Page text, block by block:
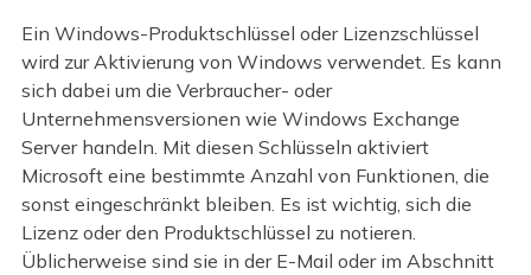
Ein Windows-Produktschlüssel oder Lizenzschlüssel
wird zur Aktivierung von Windows verwendet. Es kann
sich dabei um die Verbraucher- oder
Unternehmensversionen wie Windows Exchange
Server handeln. Mit diesen Schlüsseln aktiviert
Microsoft eine bestimmte Anzahl von Funktionen, die
sonst eingeschränkt bleiben. Es ist wichtig, sich die
Lizenz oder den Produktschlüssel zu notieren.
Üblicherweise sind sie in der E-Mail oder im Abschnitt